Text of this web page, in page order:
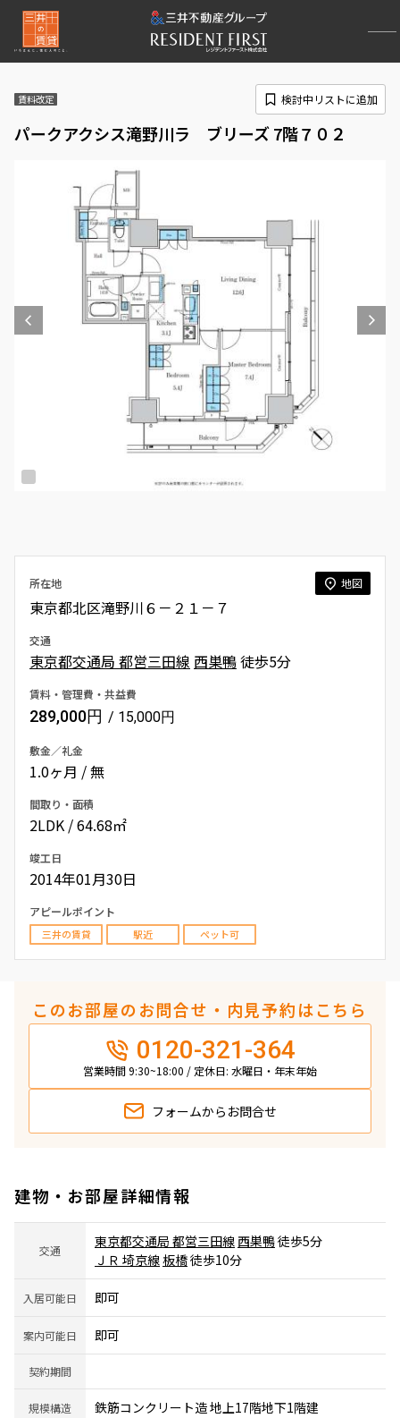
賃料改定
パークアクシス滝野川ラ ブリーズ 7階７０２
検討中リストに追加
所在地 地図
東京都北区滝野川６－２１－７
交通
東京都交通局 都営三田線 西巣鴨徒歩5分
賃料・管理費・共益費
289,000円 / 15,000円
敷金／礼金
1.0ヶ月 / 無
間取り・面積
2LDK / 64.68㎡
竣工日
2014年01月30日
アピールポイント
三井の賃貸 駅近 ペット可
このお部屋のお問合せ・内見予約はこちら
0120-321-364
営業時間 9:30~18:00 / 定休日: 水曜日・年末年始
フォームから お問合せ
建物・お部屋詳細情報
交通
東京都交通局 都営三田線 西巣鴨徒歩5分
ＪＲ 埼京線板橋徒歩10分
入居可能日 即可
案内可能日 即可
契約期間
規模構造 鉄筋コンクリート造 地上17階地下1階建